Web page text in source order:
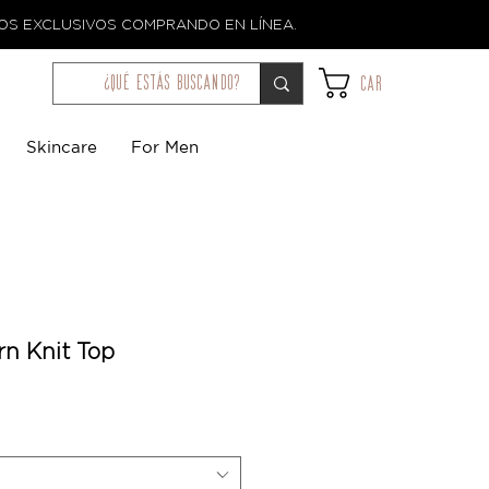
EXCLUSIVOS COMPRANDO EN LÍNEA.
¿qué estás buscando? Car
Skincare For Men
Knit Top